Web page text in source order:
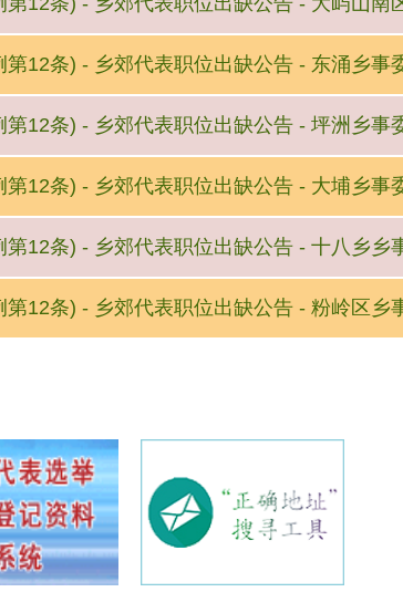
第12条) - 乡郊代表职位出缺公告 - 东涌乡事
第12条) - 乡郊代表职位出缺公告 - 坪洲乡事
第12条) - 乡郊代表职位出缺公告 - 大埔乡事
第12条) - 乡郊代表职位出缺公告 - 十八乡乡
第12条) - 乡郊代表职位出缺公告 - 粉岭区乡